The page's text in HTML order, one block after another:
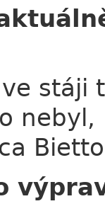
stáji